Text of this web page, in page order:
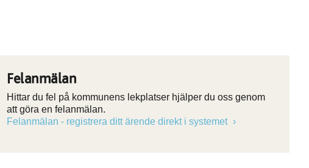
Felanmälan
Hittar du fel på kommunens lekplatser hjälper du oss genom
att göra en felanmälan.
Felanmälan - registrera ditt ärende direkt i systemet